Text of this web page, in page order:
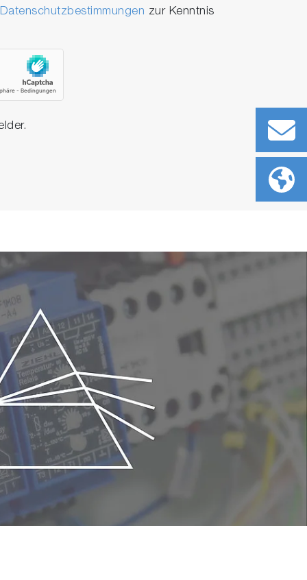
Datenschutzbestimmungen zur Kenntnis